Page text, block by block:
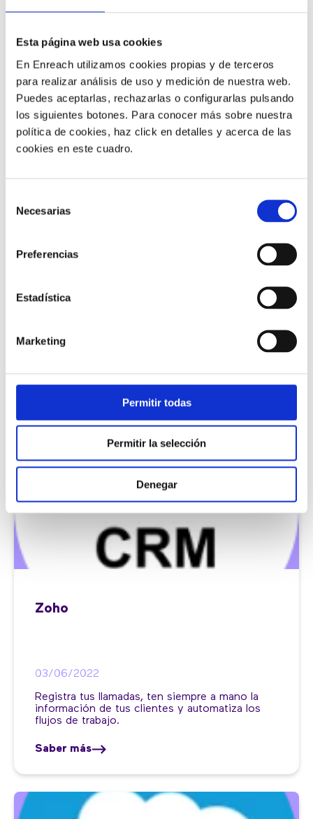
Esta página web usa cookies
En Enreach utilizamos cookies propias y de terceros
para realizar análisis de uso y medición de nuestra web.
Puedes aceptarlas, rechazarlas o configurarlas pulsando
los siguientes botones. Para conocer más sobre nuestra
política de cookies, haz click en detalles y acerca de las
cookies en este cuadro.
Necesarias
Preferencias
Estadística
Marketing
Permitir todas
Permitir la selección
Denegar
03/06/2022
creación de actividades y el registro de la
información de la llamada, personaliza el flujo
Zoho
03/06/2022
Registra tus llamadas, ten siempre a mano la
información de tus clientes y automatiza los
flujos de trabajo.
Saber más